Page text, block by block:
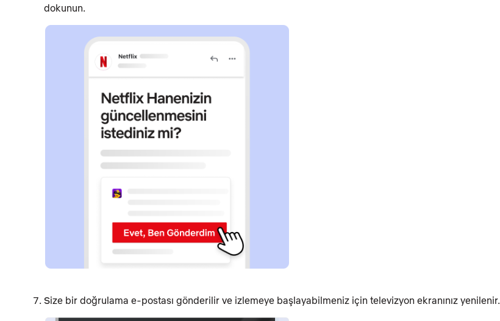
dokunun.
Size bir doğrulama e-postası gönderilir ve izlemeye başlayabilmeniz için televizyon ekranınız yenilenir.